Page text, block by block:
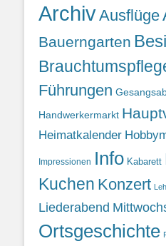
ArchivAusflüge
Bauerngarten
Führungen
Handwerkermarkt
Heimatkalender
Impressionen Info Kabarett
Kuchen Konzert
Liederabend
Ortsgeschichte